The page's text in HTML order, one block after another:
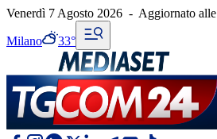
Venerdì 7 Agosto 2026 - Aggiornato alle
Milano 33°